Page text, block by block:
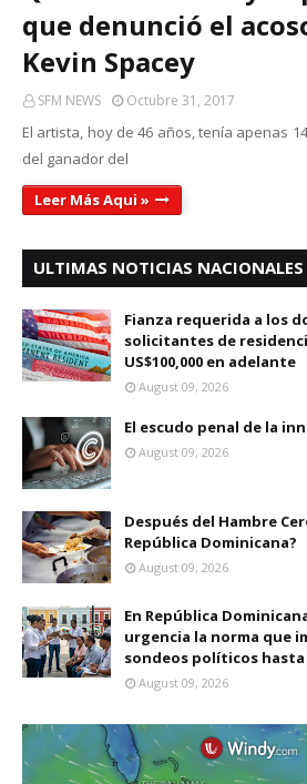
que denunció el
Kevin Spacey
SFM NEWS Octubre 31, 2017
El artista, hoy de 46 años, tenía apenas
del ganador
Leer Más Aqui »
ULTIMAS NOTICIAS NACIONALES
Fianza requerida a los
solicitantes de
US$100,000 en adelante
August 09, 2026
El escudo penal de la
August 09, 2026
Después del Hambre
República Dominicana?
August 09, 2026
En República
urgencia la norma que
sondeos políticos hasta
August 09, 2026